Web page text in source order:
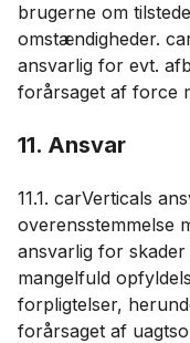
brugerne om
omstændigheder.
ansvarlig for evt.
forårsaget af force
11. Ansvar
11.1. carVerticals
overensstemmelse
ansvarlig for
mangelfuld
forpligtelser,
forårsaget af